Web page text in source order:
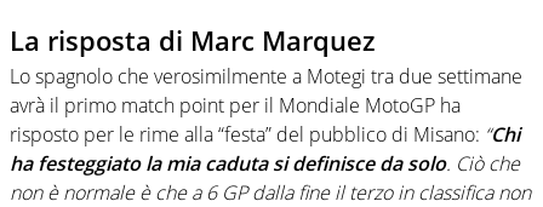
La risposta di Marc Marquez
Lo spagnolo che verosimilmente a Motegi tra due settimane
avrà il primo match point per il Mondiale MotoGP ha
risposto per le rime alla “festa” del pubblico di Misano: “Chi
ha festeggiato la mia caduta si definisce da solo. Ciò che
non è normale è che a 6 GP dalla fine il terzo in classifica non